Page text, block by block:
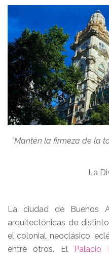
“Mantén la firmeza de la
La Divina
La ciudad de Buenos
arquitectónicas de
el colonial, neoclásico,
entre otros. El Palacio